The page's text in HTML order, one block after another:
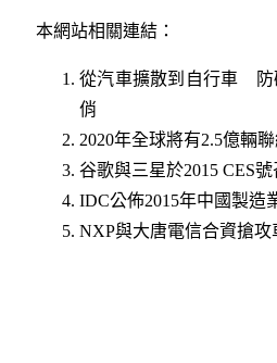
本網站相關連結：
從汽車擴散到自行車 防
俏
2020年全球將有2.5億輛
谷歌與三星於2015 CES
IDC公佈2015年中國製造
NXP與大唐電信合資搶